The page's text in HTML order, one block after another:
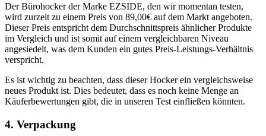
Der Bürohocker der Marke EZSIDE, den wir momentan testen,
wird zurzeit zu einem Preis von 89,00€ auf dem Markt angeboten.
Dieser Preis entspricht dem Durchschnittspreis ähnlicher Produkte
im Vergleich und ist somit auf einem vergleichbaren Niveau
angesiedelt, was dem Kunden ein gutes Preis-Leistungs-Verhältnis
verspricht.
Es ist wichtig zu beachten, dass dieser Hocker ein vergleichsweise
neues Produkt ist. Dies bedeutet, dass es noch keine Menge an
Käuferbewertungen gibt, die in unseren Test einfließen könnten.
4. Verpackung